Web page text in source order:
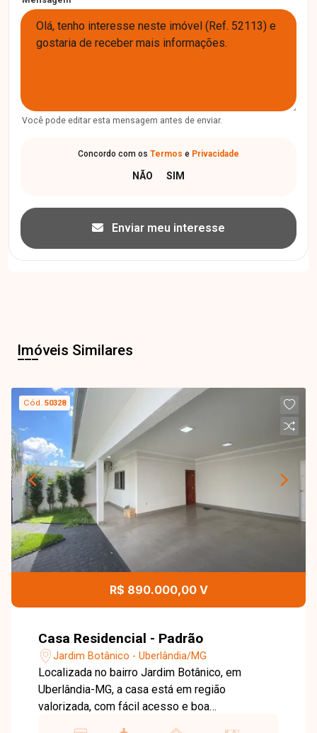
Você pode editar esta mensagem antes de enviar.
Concordo com os Termos e Privacidade
Enviar meu interesse
Imóveis Similares
Cód.50328
R$ 890.000,00 V
Casa Residencial - Padrão
Jardim Botânico - Uberlândia/MG
Localizada no bairro Jardim Botânico, em
Uberlândia-MG, a casa está em região
valorizada, com fácil acesso e boa